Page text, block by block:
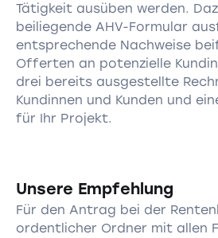
Tätigkeit ausüben werden.
beiliegende AHV-Formular
entsprechende Nachweise
Offerten an potenzielle
drei bereits ausgestellte
Kundinnen und Kunden und
für Ihr Projekt.
Unsere Empfehlung
Für den Antrag bei der
ordentlicher Ordner mit allen